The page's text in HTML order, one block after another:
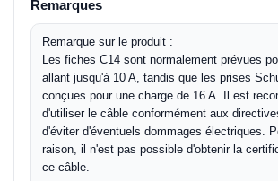
Remarques
Remarque sur le produit :
Les fiches C14 sont normalement prévues
allant jusqu'à 10 A, tandis que les prises
conçues pour une charge de 16 A. Il est
d'utiliser le câble conformément aux
d'éviter d'éventuels dommages électriques.
raison, il n'est pas possible d'obtenir la
ce câble.